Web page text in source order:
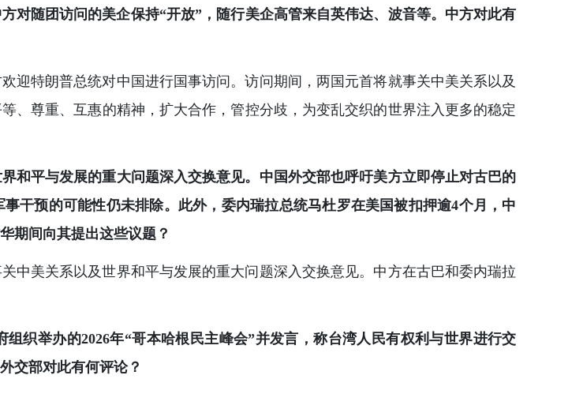
对随团访问的美企保持“开放”，随行美企高管来自英伟达、波音等。中方对此有
迎特朗普总统对中国进行国事访问。访问期间，两国元首将就事关中美关系以及
、尊重、互惠的精神，扩大合作，管控分歧，为变乱交织的世界注入更多的稳定
和平与发展的重大问题深入交换意见。中国外交部也呼吁美方立即停止对古巴的
干预的可能性仍未排除。此外，委内瑞拉总统马杜罗在美国被扣押逾4个月，中
期间向其提出这些议题？
中美关系以及世界和平与发展的重大问题深入交换意见。中方在古巴和委内瑞拉
织举办的2026年“哥本哈根民主峰会”并发言，称台湾人民有权利与世界进行交
交部对此有何评论？